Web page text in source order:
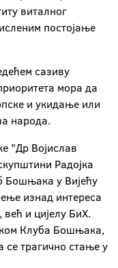
виталног
постојање
сазиву
мора да
и укидање или
народа.
"Др Војислав
Радојка
Бошњака у Вијећу
изнад интереса
и цијелу БиХ.
Клуба Бошњака,
се трагично стање у